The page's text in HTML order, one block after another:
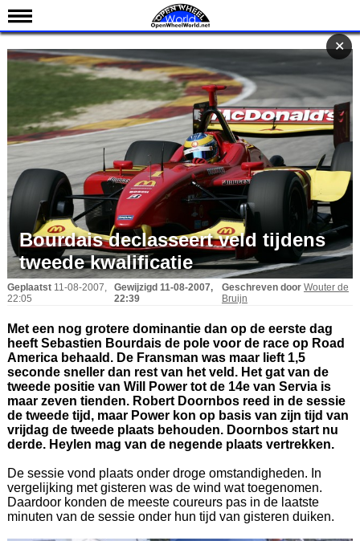
Nieuws
Kalender
Standen
Coureurs
Teams
IndyCar 101
Indy 500
English
Bourdais declasseert veld tijdens
tweede kwalificatie
Geplaatst 11-08-2007,
22:05
Gewijzigd 11-08-2007,
22:39
Geschreven door Wouter de
Bruijn
Met een nog grotere dominantie dan op de eerste dag
heeft Sebastien Bourdais de pole voor de race op Road
America behaald. De Fransman was maar lieft 1,5
seconde sneller dan rest van het veld. Het gat van de
tweede positie van Will Power tot de 14e van Servia is
maar zeven tienden. Robert Doornbos reed in de sessie
de tweede tijd, maar Power kon op basis van zijn tijd van
vrijdag de tweede plaats behouden. Doornbos start nu
derde. Heylen mag van de negende plaats vertrekken.
De sessie vond plaats onder droge omstandigheden. In
vergelijking met gisteren was de wind wat toegenomen.
Daardoor konden de meeste coureurs pas in de laatste
minuten van de sessie onder hun tijd van gisteren duiken.
✕
✕